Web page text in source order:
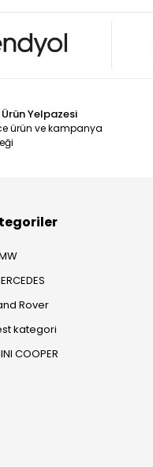
Yelpazesi
ürün ve kampanya
Rover
kategori
COOPER